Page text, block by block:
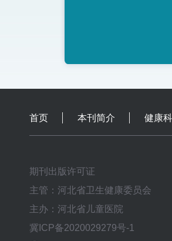
首页 本刊简介 健康
期刊出版许可证
主管：河北省卫生健康委员会
主办：河北省儿童医院
冀ICP备2020029279号-1